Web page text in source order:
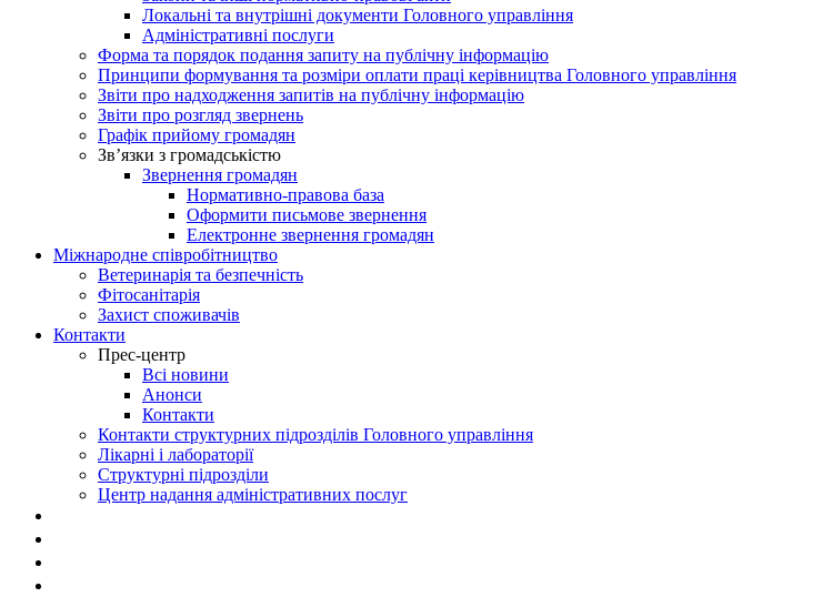
Локальні та внутрішні документи Головного управління
Адміністративні послуги
Форма та порядок подання запиту на публічну інформацію
Принципи формування та розміри оплати праці керівництва Головного управління
Звіти про надходження запитів на публічну інформацію
Звіти про розгляд звернень
Графік прийому громадян
Зв’язки з громадськістю
Звернення громадян
Нормативно-правова база
Оформити письмове звернення
Електронне звернення громадян
Міжнародне співробітництво
Ветеринарія та безпечність
Фітосанітарія
Захист споживачів
Контакти
Прес-центр
Всі новини
Анонси
Контакти
Контакти структурних підрозділів Головного управління
Лікарні і лабораторії
Структурні підрозділи
Центр надання адміністративних послуг